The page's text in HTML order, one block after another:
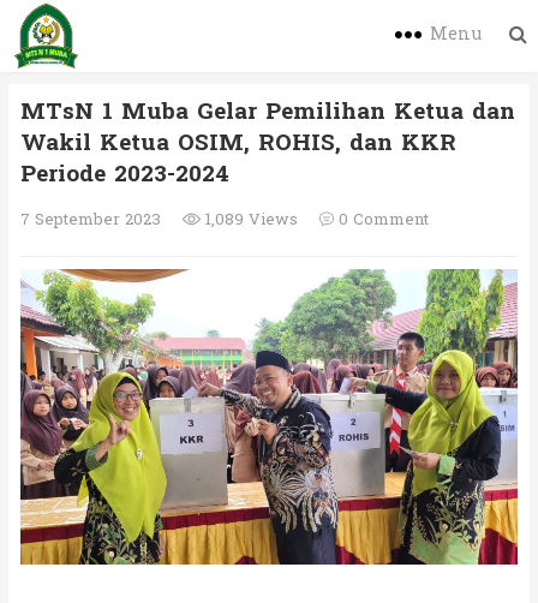
Menu
MTsN 1 Muba Gelar Pemilihan Ketua dan
Wakil Ketua OSIM, ROHIS, dan KKR
Periode 2023-2024
7 September 2023 1,089 Views 0 Comment